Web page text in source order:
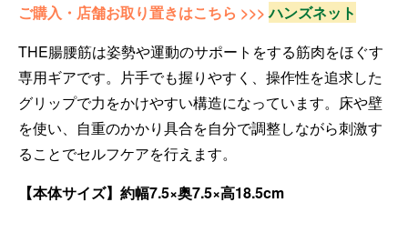
ご購入・店舗お取り置きはこちら >>>ハンズネット
THE腸腰筋は姿勢や運動のサポートをする筋肉をほぐす
専用ギアです。片手でも握りやすく、操作性を追求した
グリップで力をかけやすい構造になっています。床や壁
を使い、自重のかかり具合を自分で調整しながら刺激す
ることでセルフケアを行えます。
【本体サイズ】約幅7.5×奥7.5×高18.5cm